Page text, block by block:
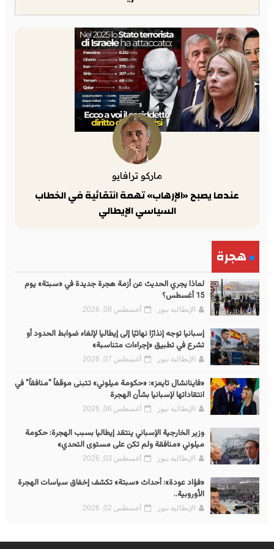
ماركو ترافايو
عندما يصبح «الإرهاب» تهمة انتقائية في الخطاب
السياسي الإيطالي
هجرة
لماذا يجري الحديث عن أزمة هجرة جديدة في «سبتة» يوم
15 أغسطس؟
الإيطالية نيوز أغسطس 08, 2026
إسبانيا توجه إنذارًا نهائيًا إلى إيطاليا لإلغاء ضوابط الحدود أو
تشرع في تطبيق «إجراءات متناسبة»
الإيطالية نيوز أغسطس 07, 2026
«فاينانشال تايمز»: «حكومة ميلوني» تتبنى موقفاً "منافقاً" في
انتقاداتها لإسبانيا بشأن الهجرة
الإيطالية نيوز أغسطس 06, 2026
وزير الخارجية الإسباني ينتقد إيطاليا بسبب الهجرة: حكومة
ميلوني «منافقة ولم تكن على مستوى التحدي»
الإيطالية نيوز أغسطس 03, 2026
«فؤاد عودة»: أحداث «سبتة» تكشف إخفاق سياسات الهجرة
الأوروبية..
الإيطالية نيوز أغسطس 02, 2026